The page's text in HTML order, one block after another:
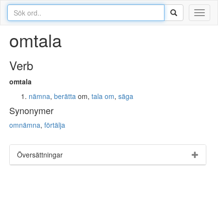
omtala
Verb
omtala
nämna, berätta om, tala om, säga
Synonymer
omnämna, förtälja
Översättningar